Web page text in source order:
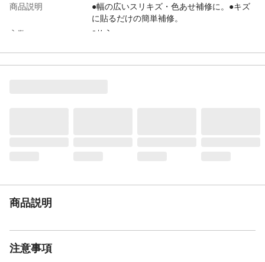
商品説明
●幅の広いスリキズ・色あせ補修に。●キズ
に貼るだけの簡単補修。
入数
2枚入
使用方法
1、テープを貼る面のほこり、汚れ、水分等
商品説明
注意事項